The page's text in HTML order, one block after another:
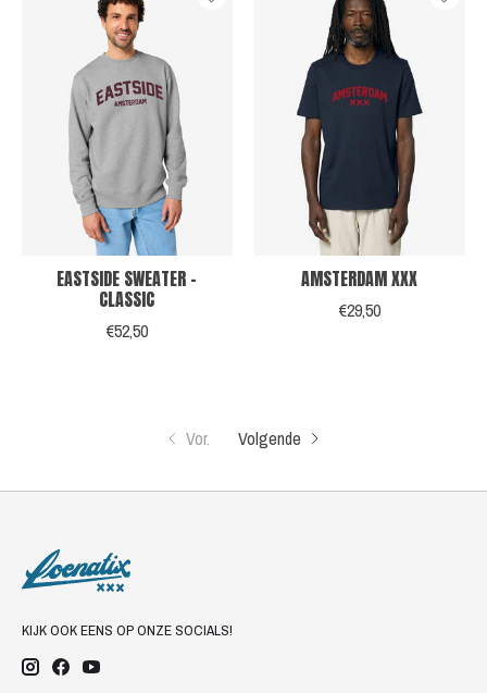
EASTSIDE SWEATER -
CLASSIC
€52,50
AMSTERDAM XXX
€29,50
Vor. Volgende
KIJK OOK EENS OP ONZE SOCIALS!